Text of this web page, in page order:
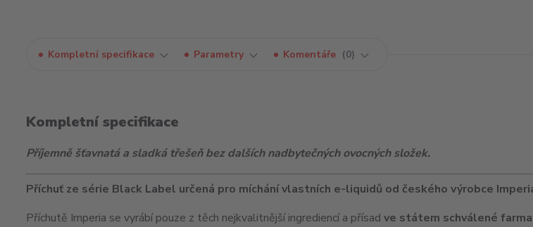
Kompletní specifikace Parametry Komentáře 0
Kompletní specifikace
Příjemně šťavnatá a sladká třešeň bez dalších nadbytečných ovocných složek.
Příchuť ze série Black Label určená pro míchání vlastních e-liquidů od českého výrobce
Příchutě Imperia se vyrábí pouze z těch nejkvalitnější ingrediencí a přísad ve státem schválené